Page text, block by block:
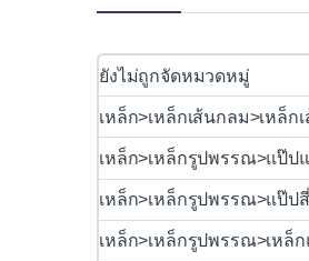
ยังไม่ถูกจัดหมวดหมู่
เหล็ก>เหล็กเส้นกลม>เหล็ก
เหล็ก>เหล็กรูปพรรณ>แป๊ป
เหล็ก>เหล็กรูปพรรณ>แป๊ป
เหล็ก>เหล็กรูปพรรณ>เหล็